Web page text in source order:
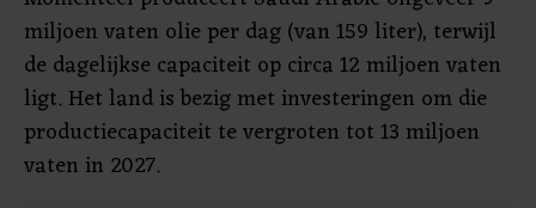
miljoen vaten olie per dag (van 159 liter), terwijl
de dagelijkse capaciteit op circa 12 miljoen vaten
ligt. Het land is bezig met investeringen om die
productiecapaciteit te vergroten tot 13 miljoen
vaten in 2027.